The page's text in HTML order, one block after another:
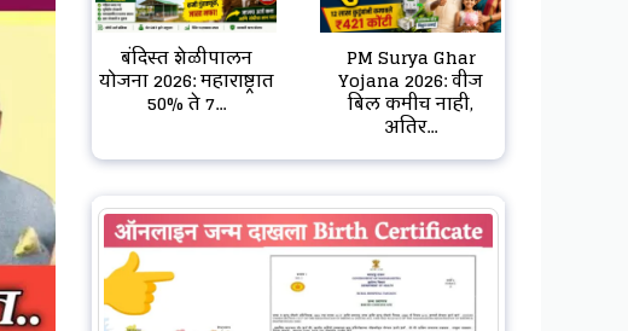
बंदिस्त शेळीपालन
योजना 2026: महाराष्ट्रात
50% ते 7...
PM Surya Ghar
Yojana 2026: वीज
बिल कमीच नाही,
अतिर...